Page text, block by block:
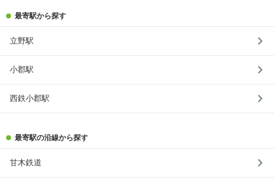
最寄駅から探す
立野駅
小郡駅
西鉄小郡駅
最寄駅の沿線から探す
甘木鉄道